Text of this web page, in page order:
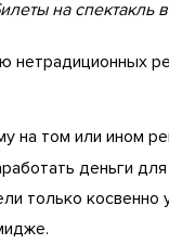
на спектакль в
нетрадиционных
на том или ином
деньги
только косвенно